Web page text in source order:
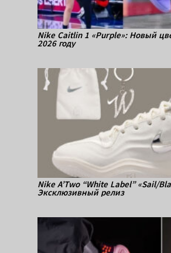
Nike Caitlin 1 «Purple»: Новый
2026 году
Nike A’Two “White Label” «Sail/
Эксклюзивный релиз